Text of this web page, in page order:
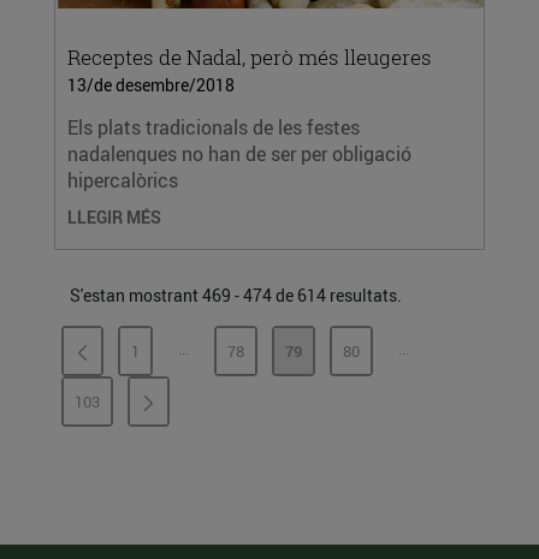
Receptes de Nadal, però més lleugeres
13/de desembre/2018
Els plats tradicionals de les festes
nadalenques no han de ser per obligació
hipercalòrics
LLEGIR MÉS
S'estan mostrant 469 - 474 de 614 resultats.
PÀGINA
1 ...PÀGINES INTERMÈDIES
PÀGINA
78 PÀGINA
79 PÀGINA
80 ...PÀGINES
PÀGINA
103